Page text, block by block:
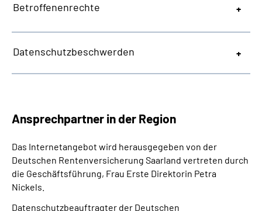
Betroffenenrechte
Datenschutzbeschwerden
Ansprechpartner in der Region
Das Internetangebot wird herausgegeben von der
Deutschen Rentenversicherung Saarland vertreten durch
die Geschäftsführung, Frau Erste Direktorin Petra
Nickels.
Datenschutzbeauftragter der Deutschen